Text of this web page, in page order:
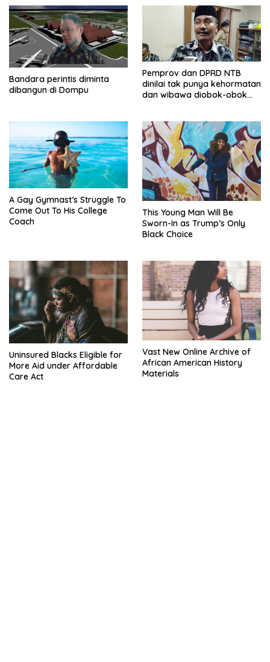
Bandara perintis diminta
dibangun di Dompu
Pemprov dan DPRD NTB
dinilai tak punya kehormatan
dan wibawa diobok-obok
A Gay Gymnast’s Struggle To
Come Out To His College
Coach
This Young Man Will Be
Sworn-In as Trump’s Only
Black Choice
Uninsured Blacks Eligible for
More Aid under Affordable
Care Act
Vast New Online Archive of
African American History
Materials